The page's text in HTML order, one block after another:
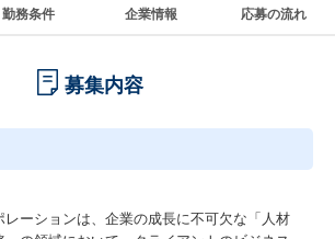
勤務条件 企業情報 応募の流れ
募集内容
レーションは、企業の成長に不可欠な「人材